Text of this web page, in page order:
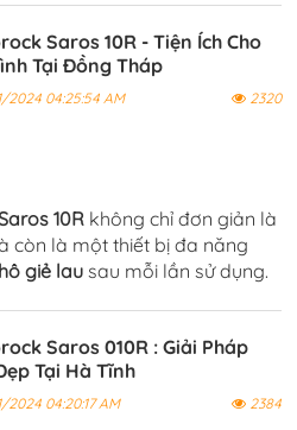
Saros 10R - Tiện Ích Cho
Tại Đồng Tháp
2024 04:25:54 AM 2320
10R không chỉ đơn giản là
còn là một thiết bị đa năng
giẻ lau sau mỗi lần sử dụng.
Saros 010R : Giải Pháp
Tại Hà Tĩnh
2024 04:20:17 AM 2384